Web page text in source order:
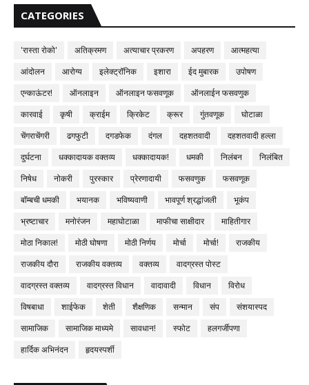
CATEGORIES
'रास्ता रोको' अतिक्रमण अत्याचार प्रकरण अपहरण
आत्महत्या
आंदोलन
आरोग्य इलेक्ट्रॉनिक इशारा ईद मुबारक
उपोषण
एन्काऊंटर!
ऑनलाइन ऑनलाइन फसवणूक
ऑनलाईन फसवणुक
कारवाई
कृषी क्राईम क्रिकेट क्रूर गुंतवणूक
घोटाळा
चेंगराचेंगरी
ढगफुटी दगडफेक दंगल दहशतवादी
दहशतवादी हल्ला
दुर्घटना
धक्कादायक वक्तव्य धक्कादायक! धमकी निलंबन
निलंबित
निषेध
नोकरी पुरस्कार प्रेरणादायी फसवणुक
फसवणूक
बॉम्बची धमकी
भयानक भविष्यवाणी भावपूर्ण श्रद्धांजली
भूकंप
भ्रष्टाचार
मनोरंजन महाघोटाळा माफीचा साक्षीदार
माहितीगार
मोठा निकाल!
मोठी घोषणा मोठी निर्णय मोर्चा मोर्चा!
राजकीय
राजकीय दौरा
राजकीय वक्तव्य वक्तव्य
वादग्रस्त पोस्ट
वादग्रस्त वक्तव्य
वादग्रस्त विधान वादावादी विधान
विरोध
विषबाधा
शाईफेक शेती शैक्षणिक सन्मान संप
संशयास्पद
सामाजिक
सामाजिक माध्यमे सावधान! स्फोट
हलगर्जीपणा
हार्दिक अभिनंदन
हृदयस्पर्शी